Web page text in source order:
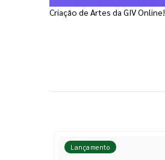
Criação de Artes da GIV Online!
Lançamento